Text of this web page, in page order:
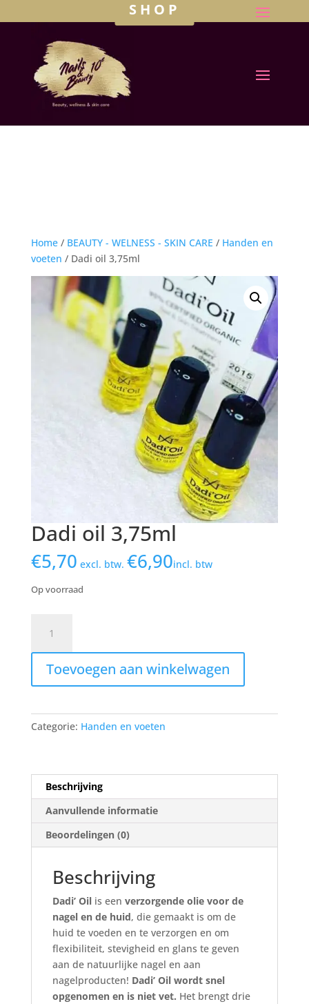
SHOP
Home/ BEAUTY - WELNESS - SKIN CARE / Handen en
voeten / Dadi oil 3,75ml
Dadi oil 3,75ml
€5,70 excl. btw. €6,90incl. btw
Op voorraad
3,75ml
aantal
Toevoegen aan winkelwagen
Categorie: Handen en voeten
Beschrijving
Aanvullende informatie
Beoordelingen (0)
Beschrijving
Dadi’ Oilis een verzorgende olie voor de
nagel en de huid, die gemaakt is om de
huid te voeden en te verzorgen en om
flexibiliteit, stevigheid en glans te geven
aan de natuurlijke nagel en aan
nagelproducten! Dadi’ Oil wordt snel
opgenomen en is niet vet. Het brengt drie